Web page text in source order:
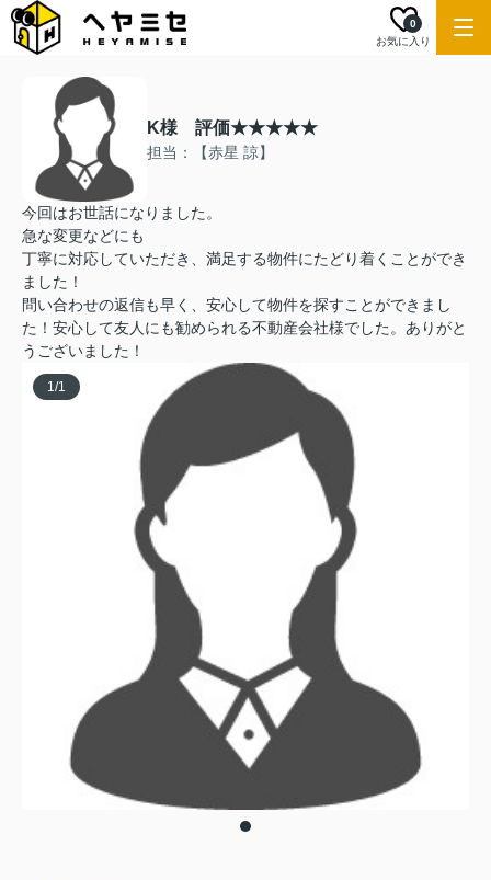
お気に入り
0
K様 評価★★★★★
担当：【赤星 諒】
今回はお世話になりました。
急な変更などにも
丁寧に対応していただき、満足する物件にたどり着くことができ
ました！
問い合わせの返信も早く、安心して物件を探すことができまし
た！安心して友人にも勧められる不動産会社様でした。ありがと
うございました！
1/1